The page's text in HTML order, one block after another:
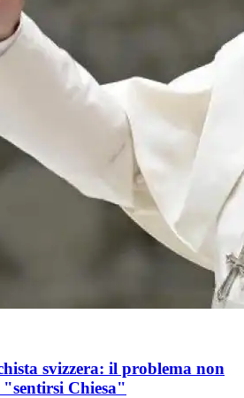
svizzera: il problema non
Chiesa"